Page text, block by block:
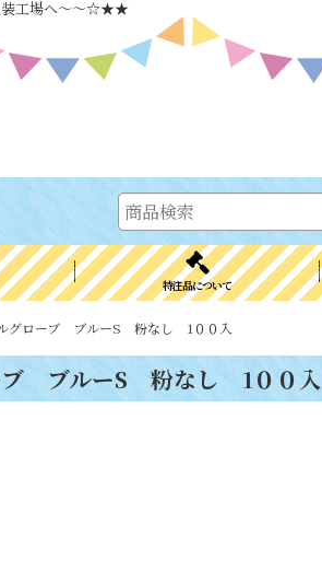
装工場へ～～☆★★
特注品について
グローブ ブルーS 粉なし 1００入
ブ ブルーS 粉なし 1００入